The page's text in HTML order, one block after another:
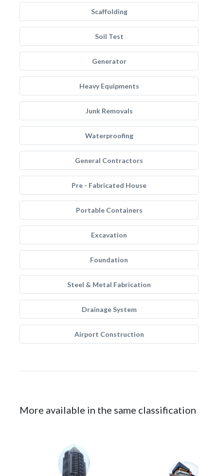
Scaffolding
Soil Test
Generator
Heavy Equipments
Junk Removals
Waterproofing
General Contractors
Pre - Fabricated House
Portable Containers
Excavation
Foundation
Steel & Metal Fabrication
Drainage System
Airport Construction
More available in the same classification